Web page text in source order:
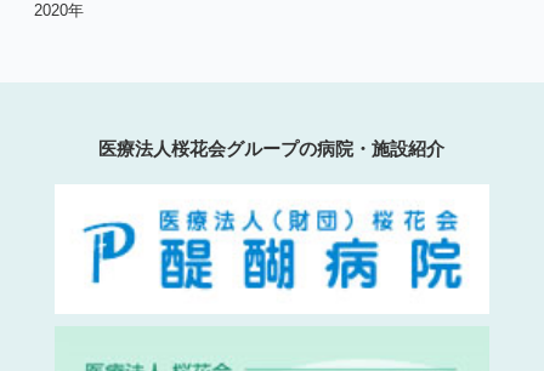
2020年
医療法人桜花会グループの病院・施設紹介